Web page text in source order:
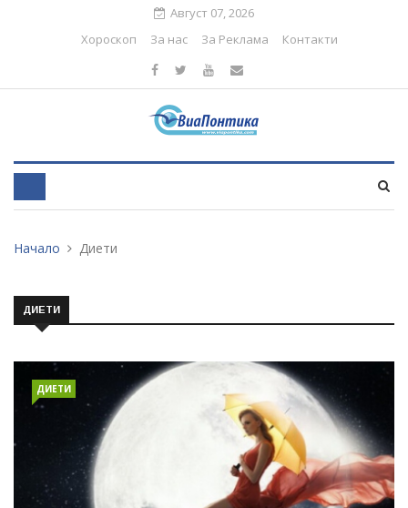
Август 07, 2026
Хороскоп
За нас За Реклама Контакти
Начало Диети
ДИЕТИ
ДИЕТИ